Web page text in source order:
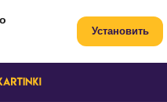
Установить